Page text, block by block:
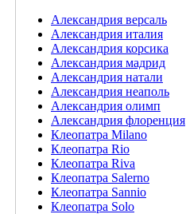
Александрия версаль
Александрия италия
Александрия корсика
Александрия мадрид
Александрия натали
Александрия неаполь
Александрия олимп
Александрия флоренция
Клеопатра Milano
Клеопатра Rio
Клеопатра Riva
Клеопатра Salerno
Клеопатра Sannio
Клеопатра Solo